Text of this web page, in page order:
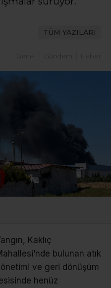
TÜM YAZILARI
Gündem Haber
Kaklıç
bulunan atık
ve geri dönüşüm
henüz